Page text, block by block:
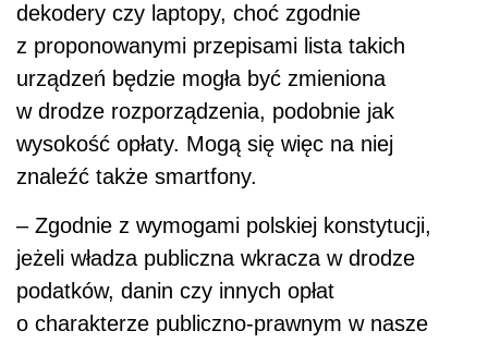
dekodery czy laptopy, choć zgodnie
z proponowanymi przepisami lista takich
urządzeń będzie mogła być zmieniona
w drodze rozporządzenia, podobnie jak
wysokość opłaty. Mogą się więc na niej
znaleźć także smartfony.
– Zgodnie z wymogami polskiej konstytucji,
jeżeli władza publiczna wkracza w drodze
podatków, danin czy innych opłat
o charakterze publiczno-prawnym w nasze